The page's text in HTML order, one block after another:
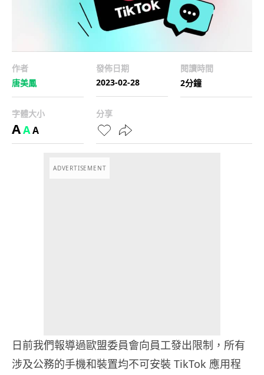
作者
唐美鳳
發佈日期
2023-02-28
閱讀時間
2分鐘
字體大小
AAA
分享
ADVERTISEMENT
日前我們報導過歐盟委員會向員工發出限制，所有
涉及公務的手機和裝置均不可安裝 TikTok 應用程